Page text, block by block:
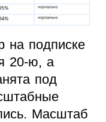
на подписке
20-ю, а
под
Масштаб